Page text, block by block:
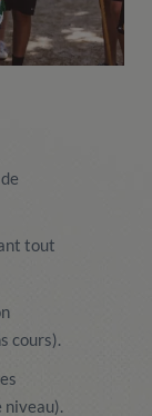
tout
cours).
niveau).